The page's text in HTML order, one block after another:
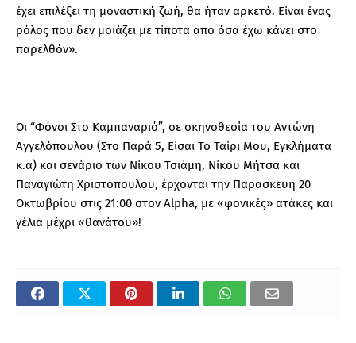
έχει επιλέξει τη μοναστική ζωή, θα ήταν αρκετό. Είναι ένας
ρόλος που δεν μοιάζει με τίποτα από όσα έχω κάνει στο
παρελθόν».
Οι “Φόνοι Στο Καμπαναριό”, σε σκηνοθεσία του Αντώνη
Αγγελόπουλου (Στο Παρά 5, Είσαι Το Ταίρι Μου, Εγκλήματα
κ.α) και σενάριο των Νίκου Τσιάμη, Νίκου Μήτσα και
Παναγιώτη Χριστόπουλου, έρχoνται την Παρασκευή 20
Οκτωβρίου στις 21:00 στον Alpha, με «φονικές» ατάκες και
γέλια μέχρι «θανάτου»!